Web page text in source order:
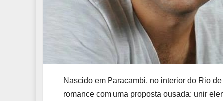
Nascido em Paracambi, no interior do Rio
romance com uma proposta ousada: unir